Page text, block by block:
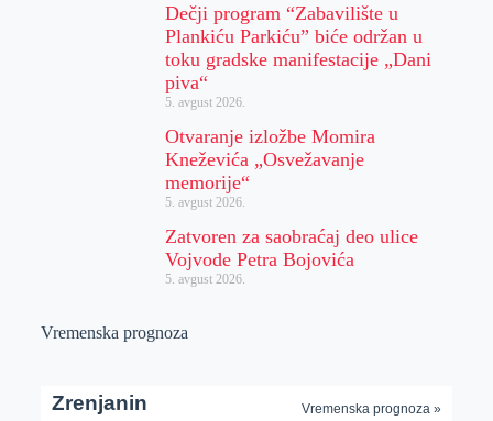
Dečji program “Zabavilište u
Plankiću Parkiću” biće održan u
toku gradske manifestacije „Dani
piva“
5. avgust 2026.
Otvaranje izložbe Momira
Kneževića „Osvežavanje
memorije“
5. avgust 2026.
Zatvoren za saobraćaj deo ulice
Vojvode Petra Bojovića
5. avgust 2026.
Vremenska prognoza